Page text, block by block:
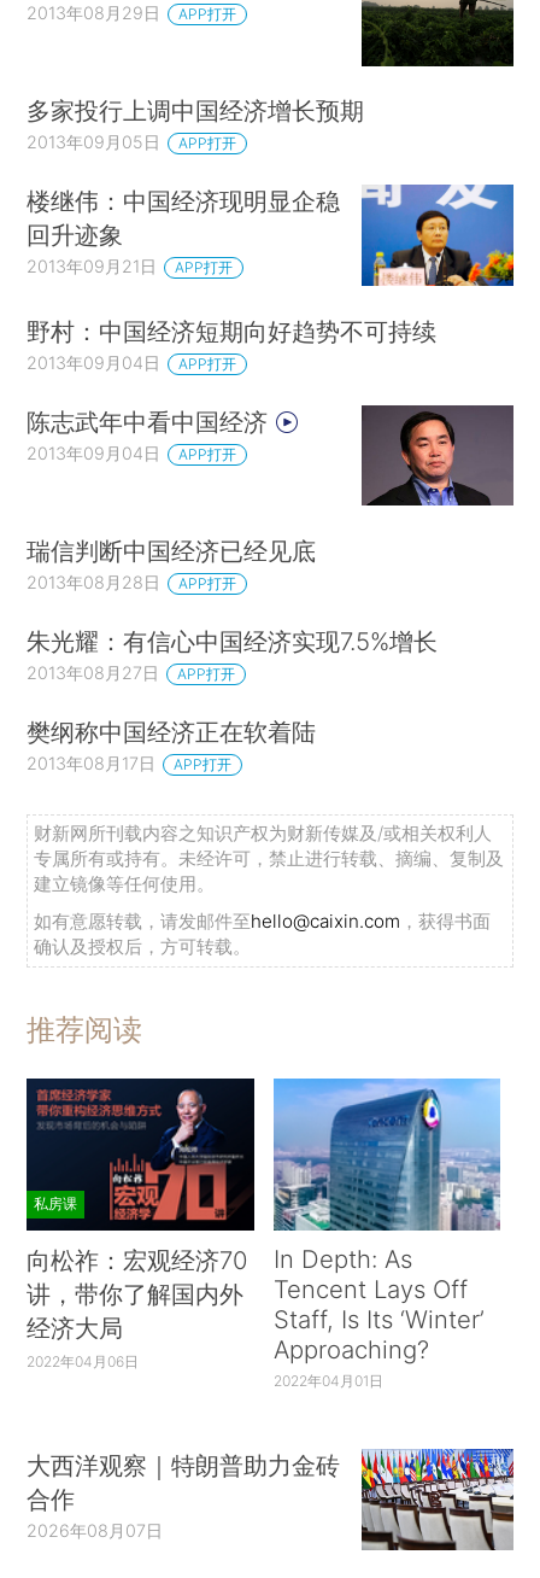
2013年08月29日 APP打开
多家投行上调中国经济增长预期
2013年09月05日 APP打开
楼继伟：中国经济现明显企稳
回升迹象
2013年09月21日 APP打开
野村：中国经济短期向好趋势不可持续
2013年09月04日 APP打开
陈志武年中看中国经济
2013年09月04日 APP打开
瑞信判断中国经济已经见底
2013年08月28日 APP打开
朱光耀：有信心中国经济实现7.5%增长
2013年08月27日 APP打开
樊纲称中国经济正在软着陆
2013年08月17日 APP打开
财新网所刊载内容之知识产权为财新传媒及/或相关权利人
专属所有或持有。未经许可，禁止进行转载、摘编、复制及
建立镜像等任何使用。
如有意愿转载，请发邮件至hello@caixin.com ，获得书面
确认及授权后，方可转载。
推荐阅读
私房课
向松祚：宏观经济70
讲，带你了解国内外
经济大局
2022年04月06日
In Depth: As
Tencent Lays Off
Staff, Is Its ‘Winter’
Approaching?
2022年04月01日
大西洋观察｜特朗普助力金砖
合作
2026年08月07日